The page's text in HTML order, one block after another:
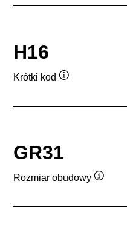
H16
Krótki kod
GR31
Rozmiar obudowy